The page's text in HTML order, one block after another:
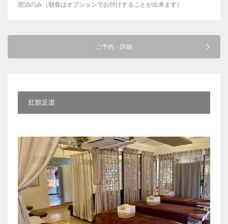
宿泊のみ（朝食はオプションでお付けすることが出来ます）
ご予約・詳細
紅館足道